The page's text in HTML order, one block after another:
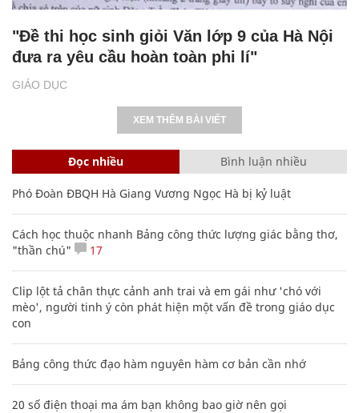
GIÁO DỤC
"Đề thi học sinh giỏi Văn lớp 9 của Hà Nội
đưa ra yêu cầu hoàn toàn phi lí"
XEM THÊM BÀI VIẾT
Đọc nhiều Bình luận nhiều
Phó Đoàn ĐBQH Hà Giang Vương Ngọc Hà bị kỷ luật
Cách học thuộc nhanh Bảng công thức lượng giác bằng thơ,
"thần chú"
17
Clip lột tả chân thực cảnh anh trai và em gái như 'chó với
mèo', người tinh ý còn phát hiện một vấn đề trong giáo dục
con
Bảng công thức đạo hàm nguyên hàm cơ bản cần nhớ
20 số điện thoại ma ám bạn không bao giờ nên gọi